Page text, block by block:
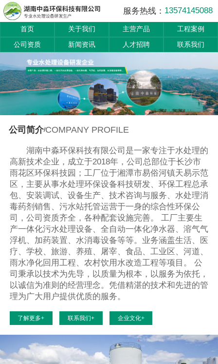
服务热线： 13574145088
首页 关于我们 主营产品
工程案例
公司资质
新闻资讯 人才招聘 联系我们
公司简介/COMPANY PROFILE
湖南中淼环保科技有限公司是一家专注于水处理的
高新技术企业，成立于2018年，公司总部位于长沙市
雨花区环保科技园；工厂位于湘潭市易俗河镇天易示范
区，主要从事水处理环保设备科技研发、环保工程总承
包、安装调试、设备生产、技术咨询与服务、水处理消
毒药剂销售、污水站托管运营于一身的综合性环保公
司，公司资质齐全，各种配套设施完善。 工厂主要生
产一体化污水处理设备、全自动一体化净水器、溶气气
浮机、加药装置、水消毒设备等等。业务涵盖生活、医
疗、学校、旅游、养殖、屠宰、食品、工业区、河道、
雨水净化回用工程、农村饮用水改造工程等项目。 公
司秉承以技术为先导，以质量为根本，以服务为依托，
以诚信为准则的经营理念。凭借精湛的技术和先进的管
理为广大用户提供优质的服务。
了解更多+ 联系我们+ 企业文化+